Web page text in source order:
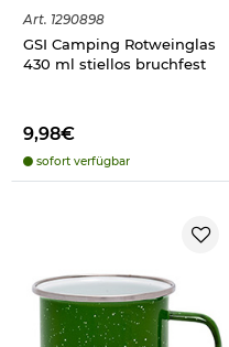
Art. 1290898
GSI Camping Rotweinglas
430 ml stiellos bruchfest
9,98€
sofort verfügbar